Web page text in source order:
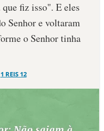
fiz isso". E eles
Senhor e voltaram
o Senhor tinha
1 REIS 12